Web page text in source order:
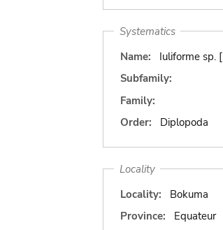
Systematics
Name:
Iuliforme sp. [
Subfamily:
Family:
Order:
Diplopoda
Locality
Locality:
Bokuma
Province:
Equateur